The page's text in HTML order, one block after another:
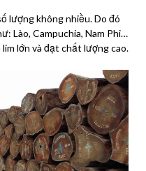
lượng không nhiều. Do đó
Lào, Campuchia, Nam Phi…
lớn và đạt chất lượng cao.